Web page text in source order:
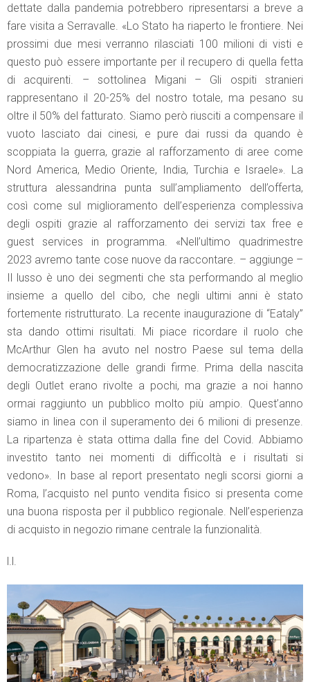
dettate dalla pandemia potrebbero ripresentarsi a breve a
fare visita a Serravalle. «Lo Stato ha riaperto le frontiere. Nei
prossimi due mesi verranno rilasciati 100 milioni di visti e
questo può essere importante per il recupero di quella fetta
di acquirenti. – sottolinea Migani – Gli ospiti stranieri
rappresentano il 20-25% del nostro totale, ma pesano su
oltre il 50% del fatturato. Siamo però riusciti a compensare il
vuoto lasciato dai cinesi, e pure dai russi da quando è
scoppiata la guerra, grazie al rafforzamento di aree come
Nord America, Medio Oriente, India, Turchia e Israele». La
struttura alessandrina punta sull’ampliamento dell’offerta,
così come sul miglioramento dell’esperienza complessiva
degli ospiti grazie al rafforzamento dei servizi tax free e
guest services in programma. «Nell’ultimo quadrimestre
2023 avremo tante cose nuove da raccontare. – aggiunge –
Il lusso è uno dei segmenti che sta performando al meglio
insieme a quello del cibo, che negli ultimi anni è stato
fortemente ristrutturato. La recente inaugurazione di “Eataly”
sta dando ottimi risultati. Mi piace ricordare il ruolo che
McArthur Glen ha avuto nel nostro Paese sul tema della
democratizzazione delle grandi firme. Prima della nascita
degli Outlet erano rivolte a pochi, ma grazie a noi hanno
ormai raggiunto un pubblico molto più ampio. Quest’anno
siamo in linea con il superamento dei 6 milioni di presenze.
La ripartenza è stata ottima dalla fine del Covid. Abbiamo
investito tanto nei momenti di difficoltà e i risultati si
vedono». In base al report presentato negli scorsi giorni a
Roma, l’acquisto nel punto vendita fisico si presenta come
una buona risposta per il pubblico regionale. Nell’esperienza
di acquisto in negozio rimane centrale la funzionalità.
l.l.